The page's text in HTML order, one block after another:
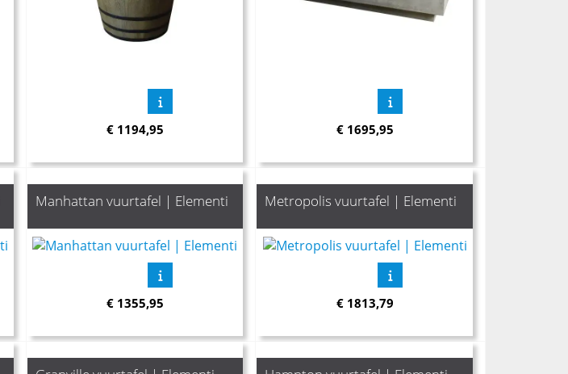
€ 1194,95 € 1695,95
Manhattan vuurtafel | Elementi
€ 1355,95
Metropolis vuurtafel | Elementi
€ 1813,79